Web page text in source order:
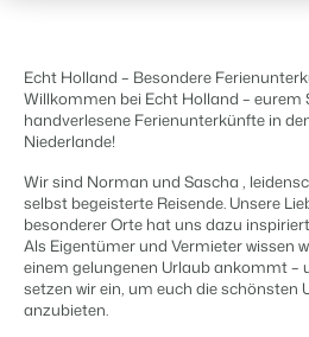
Verbinde dich mit deinen
Business Intelligence
Eigentümerverwaltung
Zeige dich gegenüber Fewo-
Wechseln
Bist du bereit für den nächsten Schritt?
Ski-, Wellness-, Golf- und Tauchresorts.
Hotels
Hotelzimmer, Appartements, B&Bs und
Vermietungsagenturen
Exklusive Vermietung und Reseller.
Projektentwicklung
Immobilien und Neubauprojekte.
Events
Lerne uns auf verschiedenen
Kundenstories
Das sagen unsere Nutzer.
Kontakt
Für Ferienparks
Für Campingplätze
Wechseln
DE
Content Management
Integriere mit jedem CMS
Facility Management
Revenue Management
Optimalisiere dein Pricing
Compliance Management
Gesetzeskonforme
Buchhaltung
Echt Holland – Besondere
Willkommen bei Echt Holland – eurem
handverlesene Ferienunterkünfte in
Niederlande!
Wir sind Norman und Sascha ,
selbst begeisterte Reisende. Unsere
besonderer Orte hat uns dazu
Als Eigentümer und Vermieter wissen
einem gelungenen Urlaub ankommt –
setzen wir ein, um euch die schönsten
anzubieten.